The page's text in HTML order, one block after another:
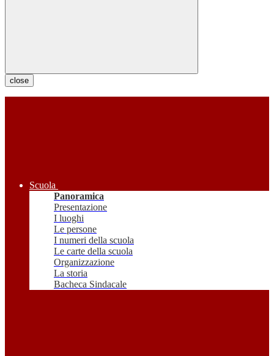
close
Scuola
Panoramica
Presentazione
I luoghi
Le persone
I numeri della scuola
Le carte della scuola
Organizzazione
La storia
Bacheca Sindacale